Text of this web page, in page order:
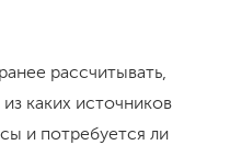
рассчитывать,
каких источников
и потребуется ли